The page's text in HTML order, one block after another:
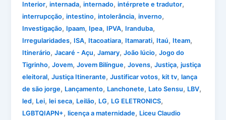
Interior,internada,internado,intérprete e tradutor,
interrupcção,intestino,intolerância,inverno,
Investigação, Ipaam, Ipea, IPVA, Iranduba,
Irregularidades, ISA, Itacoatiara, Itamarati, Itaú, Iteam,
Itinerário,Jacaré - Açu,Jamary,João lúcio,Jogo do
Tigrinho,Jovem,Jovem Bilíngue,Jovens,Justiça,justiça
eleitoral,Justiça Itinerante,Justificar votos,kit tv,lança
de são jorge, Lançamento, Lanchonete, Lato Sensu, LBV,
led, Lei,lei seca, Leilão, LG, LG ELETRONICS,
LGBTQIAPN+,licença a maternidade, Liceu Claudio